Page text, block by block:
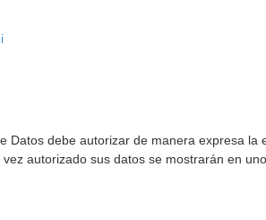
Datos debe autorizar de manera expresa
vez autorizado sus datos se mostrarán en